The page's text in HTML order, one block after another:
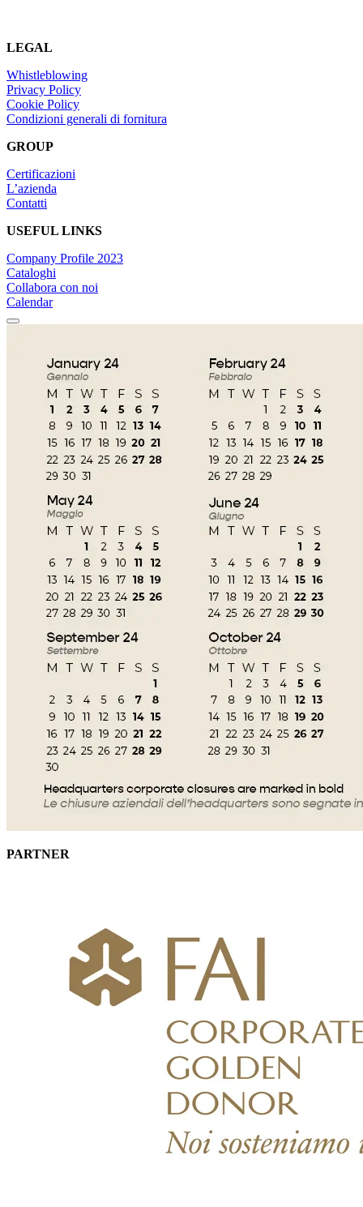
LEGAL
Whistleblowing
Privacy Policy
Cookie Policy
Condizioni generali di fornitura
GROUP
Certificazioni
L’azienda
Contatti
USEFUL LINKS
Company Profile 2023
Cataloghi
Collabora con noi
Calendar
PARTNER